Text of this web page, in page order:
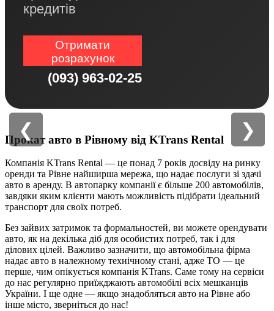
кредитів
Отримати
розрахунок
(093) 963-02-25
Прокат авто в Рівному від KTrans Rental
Компанія KTrans Rental — це понад 7 років досвіду на ринку
оренди та Рівне найширша мережа, що надає послуги зі здачі
авто в аренду. В автопарку компанії є більше 200 автомобілів,
завдяки яким клієнти мають можливість підібрати ідеальний
транспорт для своїх потреб.
Без зайвих затримок та формальностей, ви можете орендувати
авто, як на декілька діб для особистих потреб, так і для
ділових цілей. Важливо зазначити, що автомобільна фірма
надає авто в належному технічному стані, адже ТО — це
перше, чим опікується компанія KTrans. Саме тому на сервіси
до нас регулярно приїжджають автомобілі всіх мешканців
України. І ще одне — якщо знадобляться авто на Рівне або
інше місто, зверніться до нас!
❮ ❯